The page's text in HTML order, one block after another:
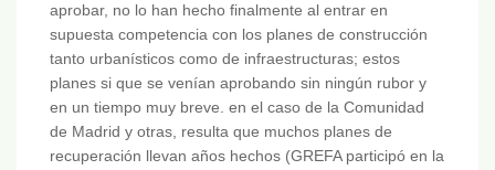
aprobar, no lo han hecho finalmente al entrar en
supuesta competencia con los planes de construcción
tanto urbanísticos como de infraestructuras; estos
planes si que se venían aprobando sin ningún rubor y
en un tiempo muy breve. en el caso de la Comunidad
de Madrid y otras, resulta que muchos planes de
recuperación llevan años hechos (GREFA participó en la